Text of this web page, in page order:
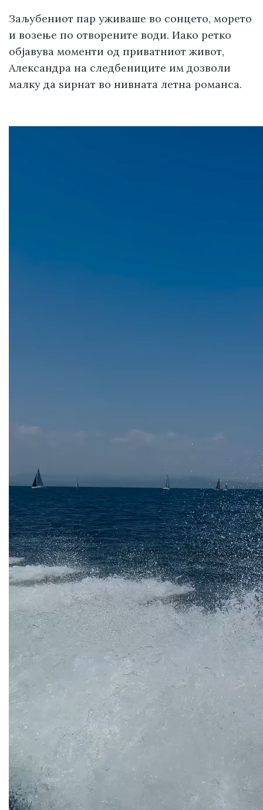
Заљубениот пар уживаше во сонцето, морето
и возење по отворените води. Иако ретко
објавува моменти од приватниот живот,
Александра на следбениците им дозволи
малку да ѕирнат во нивната летна романса.